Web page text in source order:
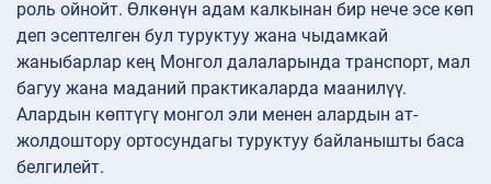
роль ойнойт. Өлкөнүн адам калкынан бир нече эсе көп
деп эсептелген бул туруктуу жана чыдамкай
жаныбарлар кең Монгол далаларында транспорт, мал
багуу жана маданий практикаларда маанилүү.
Алардын көптүгү монгол эли менен алардын ат-
жолдоштору ортосундагы туруктуу байланышты баса
белгилейт.